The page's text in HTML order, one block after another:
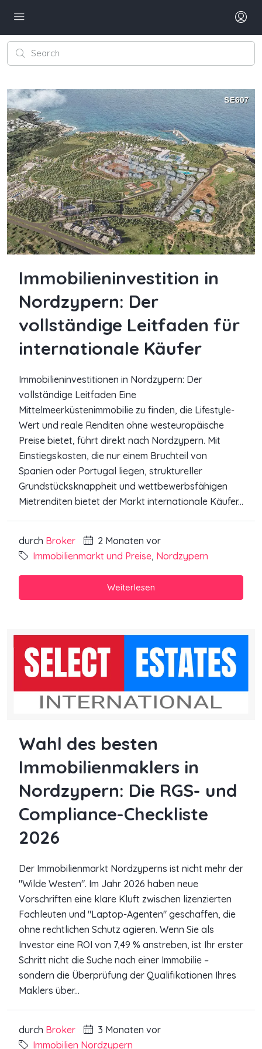
Immobilieninvestition in
Nordzypern: Der
vollständige Leitfaden für
internationale Käufer
Immobilieninvestitionen in Nordzypern: Der
vollständige Leitfaden Eine
Mittelmeerküstenimmobilie zu finden, die Lifestyle-
Wert und reale Renditen ohne westeuropäische
Preise bietet, führt direkt nach Nordzypern. Mit
Einstiegskosten, die nur einem Bruchteil von
Spanien oder Portugal liegen, struktureller
Grundstücksknappheit und wettbewerbsfähigen
Mietrenditen bietet der Markt internationale Käufer...
durch Broker
2 Monaten vor
Immobilienmarkt und Preise, Nordzypern
Weiterlesen
Wahl des besten
Immobilienmaklers in
Nordzypern: Die RGS- und
Compliance-Checkliste
2026
Der Immobilienmarkt Nordzyperns ist nicht mehr der
"Wilde Westen". Im Jahr 2026 haben neue
Vorschriften eine klare Kluft zwischen lizenzierten
Fachleuten und "Laptop-Agenten" geschaffen, die
ohne rechtlichen Schutz agieren. Wenn Sie als
Investor eine ROI von 7,49 % anstreben, ist Ihr erster
Schritt nicht die Suche nach einer Immobilie –
sondern die Überprüfung der Qualifikationen Ihres
Maklers über...
durch Broker
3 Monaten vor
Immobilien Nordzypern